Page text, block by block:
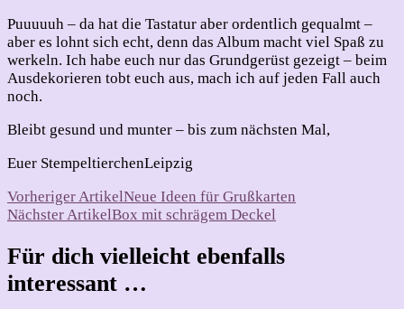
Puuuuuh – da hat die Tastatur aber ordentlich gequalmt –
aber es lohnt sich echt, denn das Album macht viel Spaß zu
werkeln. Ich habe euch nur das Grundgerüst gezeigt – beim
Ausdekorieren tobt euch aus, mach ich auf jeden Fall auch
noch.
Bleibt gesund und munter – bis zum nächsten Mal,
Euer StempeltierchenLeipzig
Beitragsnavigation
Vorheriger ArtikelNeue Ideen für Grußkarten
Nächster ArtikelBox mit schrägem Deckel
Für dich vielleicht ebenfalls
interessant …